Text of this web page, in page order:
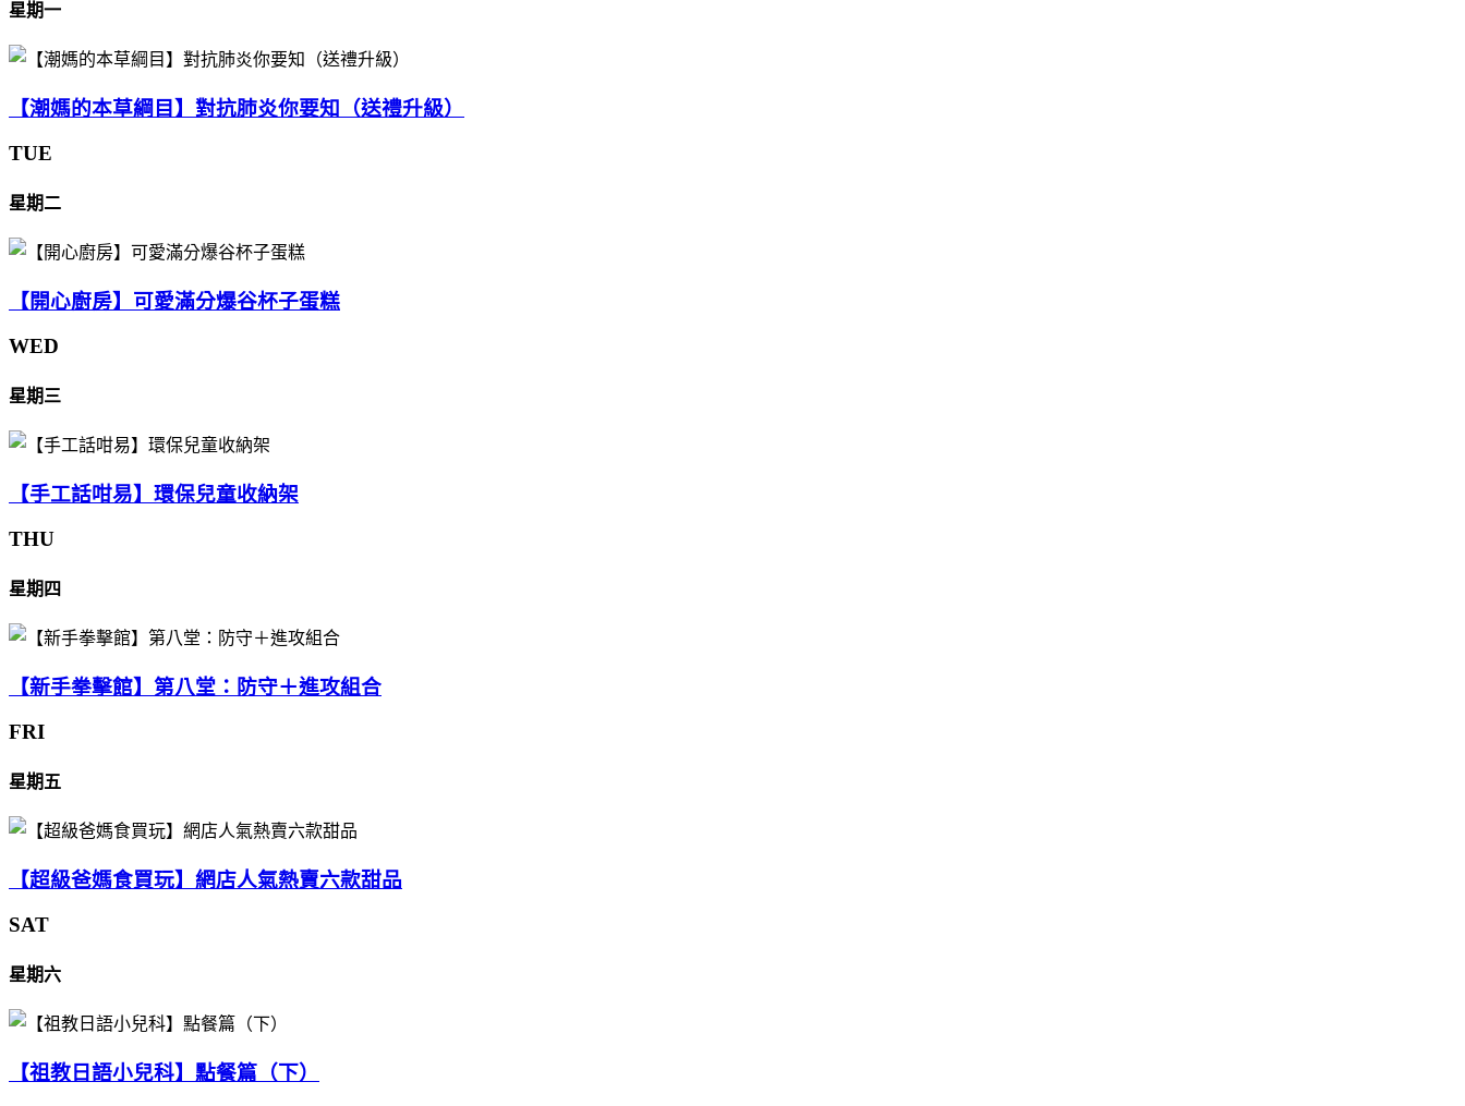
星期一
【潮媽的本草綱目】對抗肺炎你要知（送禮升級）
TUE
星期二
【開心廚房】可愛滿分爆谷杯子蛋糕
WED
星期三
【手工話咁易】環保兒童收納架
THU
星期四
【新手拳擊館】第八堂：防守＋進攻組合
FRI
星期五
【超級爸媽食買玩】網店人氣熱賣六款甜品
SAT
星期六
【祖教日語小兒科】點餐篇（下）